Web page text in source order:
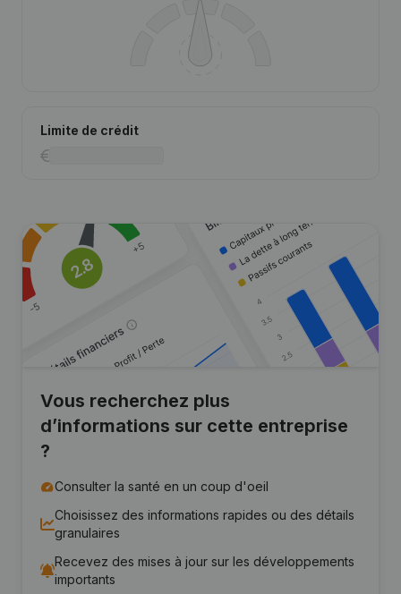
Limite de crédit
Vous recherchez plus
d’informations sur cette entreprise
?
Consulter la santé en un coup d'oeil
Choisissez des informations rapides ou des détails
granulaires
Recevez des mises à jour sur les développements
importants